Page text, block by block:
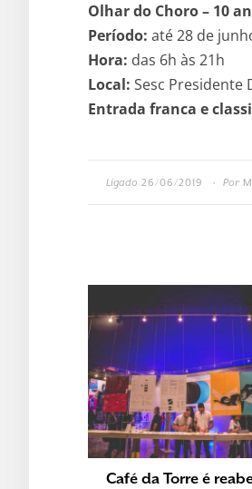
Olhar do Choro – 10
Período: até 28 de
Hora: das 6h às 21h
Local: Sesc Presidente
Entrada franca e
Ligado 26/06/2019 • Por
Café da Torre é